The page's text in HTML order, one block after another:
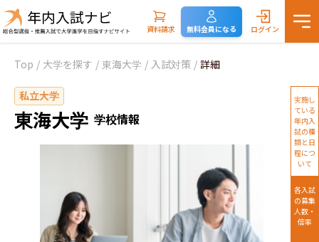
資料請求 無料会員になる ログイン
Top / 大学を探す / 東海大学 / 入試対策 / 詳細
私立大学
東海大学 学校情報
実施し
ている
年内入
試の種
類と日
程につ
いて
各入試
の募集
人数・
倍率